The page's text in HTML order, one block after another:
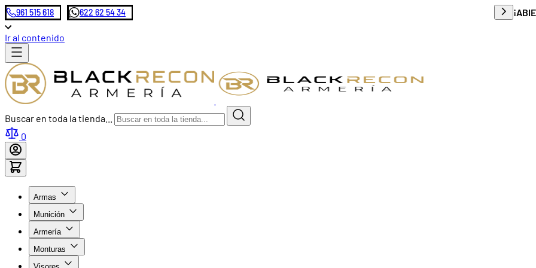
Envío
961 515 618 622 62 54 34
Ir al contenido
Buscar en toda la tienda...
0
Armas
Munición
Armería
Monturas